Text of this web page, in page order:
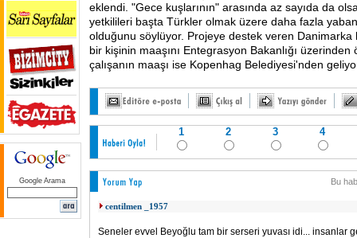
Google Arama
eklendi. "Gece kuşlarının" arasında az sayıda da
yetkilileri başta Türkler olmak üzere daha fazla
olduğunu söylüyor. Projeye destek veren Danimarka
bir kişinin maaşını Entegrasyon Bakanlığı
çalışanın maaşı ise Kopenhag Belediyesi'nden
1 2 3 4
Bu
centilmen _1957
Seneler evvel Beyoğlu tam bir serseri yuvası idi... insanlar